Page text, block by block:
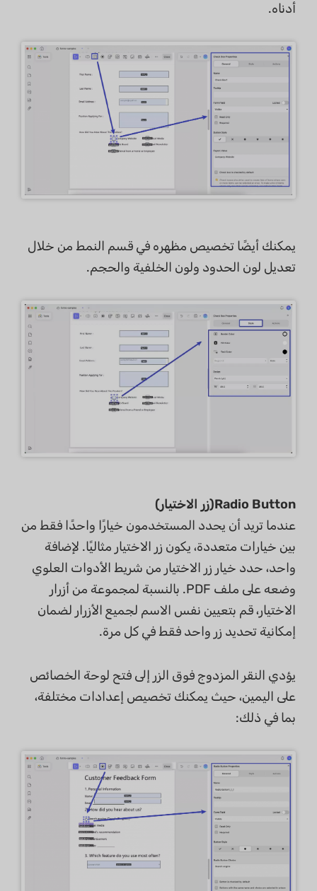
أدناه.
يمكنك أيضًا تخصيص مظهره في قسم النمط من خلال
تعديل لون الحدود ولون الخلفية والحجم.
Radio Button(زر الاختيار)
عندما تريد أن يحدد المستخدمون خيارًا واحدًا فقط من
بين خيارات متعددة، يكون زر الاختيار مثاليًا. لإضافة
واحد، حدد خيار زر الاختيار من شريط الأدوات العلوي
وضعه على ملف PDF. بالنسبة لمجموعة من أزرار
الاختيار، قم بتعيين نفس الاسم لجميع الأزرار لضمان
إمكانية تحديد زر واحد فقط في كل مرة.
يؤدي النقر المزدوج فوق الزر إلى فتح لوحة الخصائص
على اليمين، حيث يمكنك تخصيص إعدادات مختلفة،
بما في ذلك: